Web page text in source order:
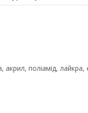
акрил, поліамід, лайкра,